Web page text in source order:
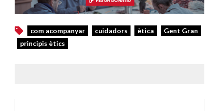
com acompanyar cuidadors ètica
Gent Gran
principis ètics